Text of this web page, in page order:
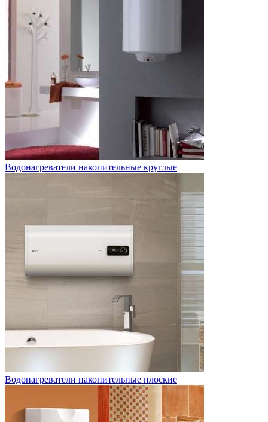
Водонагреватели накопительные круглые
Водонагреватели накопительные плоские